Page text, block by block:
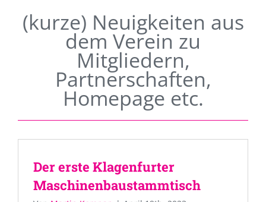
(kurze) Neuigkeiten aus
dem Verein zu
Mitgliedern,
Partnerschaften,
Homepage etc.
Der erste Klagenfurter
Maschinenbaustammtisch